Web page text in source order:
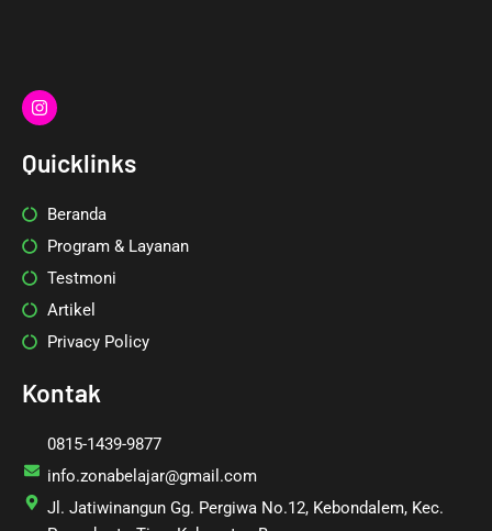
I
n
s
a
m
Quicklinks
Beranda
Program & Layanan
Testmoni
Artikel
Privacy Policy
Kontak
0815-1439-9877
info.zonabelajar@gmail.com
Jl. Jatiwinangun Gg. Pergiwa No.12, Kebondalem, Kec.